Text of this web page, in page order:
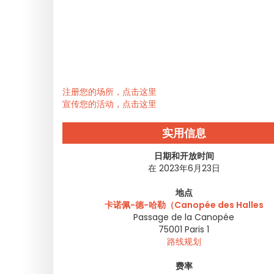
注册您的场所，点击这里
宣传您的活动，点击这里
实用信息
日期和开放时间
在 2023年6月23日
地点
卡诺佩-德-哈勒（Canopée des Halles
Passage de la Canopée
75001 Paris 1
路线规划
费率